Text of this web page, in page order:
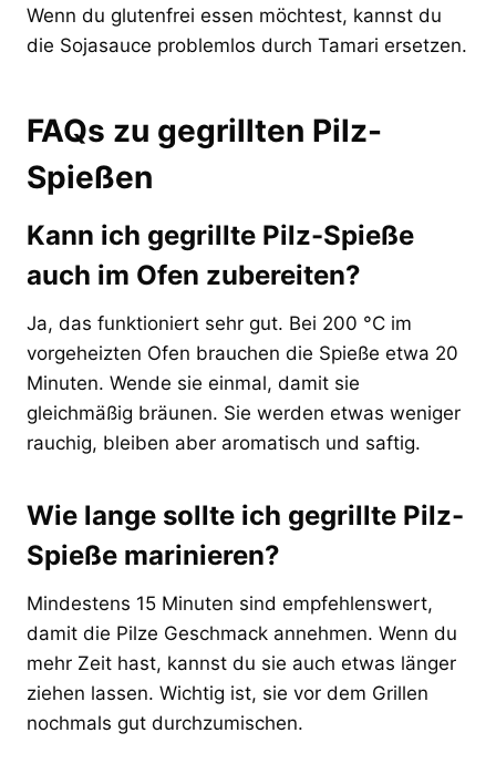
Wenn du glutenfrei essen möchtest, kannst du
die Sojasauce problemlos durch Tamari ersetzen.
FAQs zu gegrillten Pilz-
Spießen
Kann ich gegrillte Pilz-Spieße
auch im Ofen zubereiten?
Ja, das funktioniert sehr gut. Bei 200 °C im
vorgeheizten Ofen brauchen die Spieße etwa 20
Minuten. Wende sie einmal, damit sie
gleichmäßig bräunen. Sie werden etwas weniger
rauchig, bleiben aber aromatisch und saftig.
Wie lange sollte ich gegrillte Pilz-
Spieße marinieren?
Mindestens 15 Minuten sind empfehlenswert,
damit die Pilze Geschmack annehmen. Wenn du
mehr Zeit hast, kannst du sie auch etwas länger
ziehen lassen. Wichtig ist, sie vor dem Grillen
nochmals gut durchzumischen.